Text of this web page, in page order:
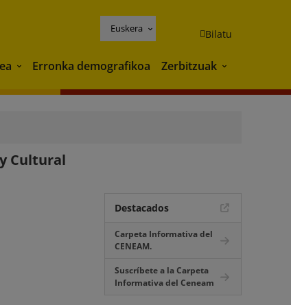
Euskera Bilatu
Ingurunea
Erronka demografikoa Zerbitzuak Zerbitzuak
Cultural
Destacados
Carpeta Informativa del
CENEAM.
Suscríbete a la Carpeta
Informativa del Ceneam